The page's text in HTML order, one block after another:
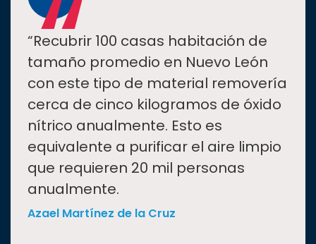
“
“Recubrir 100 casas habitación de
tamaño promedio en Nuevo León
con este tipo de material removería
cerca de cinco kilogramos de óxido
nítrico anualmente. Esto es
equivalente a purificar el aire limpio
que requieren 20 mil personas
anualmente.
Azael Martínez de la Cruz